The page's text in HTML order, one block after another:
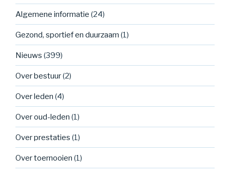
Algemene informatie (24)
Gezond, sportief en duurzaam (1)
Nieuws (399)
Over bestuur(2)
Over leden (4)
Over oud-leden (1)
Over prestaties (1)
Over toernooien (1)